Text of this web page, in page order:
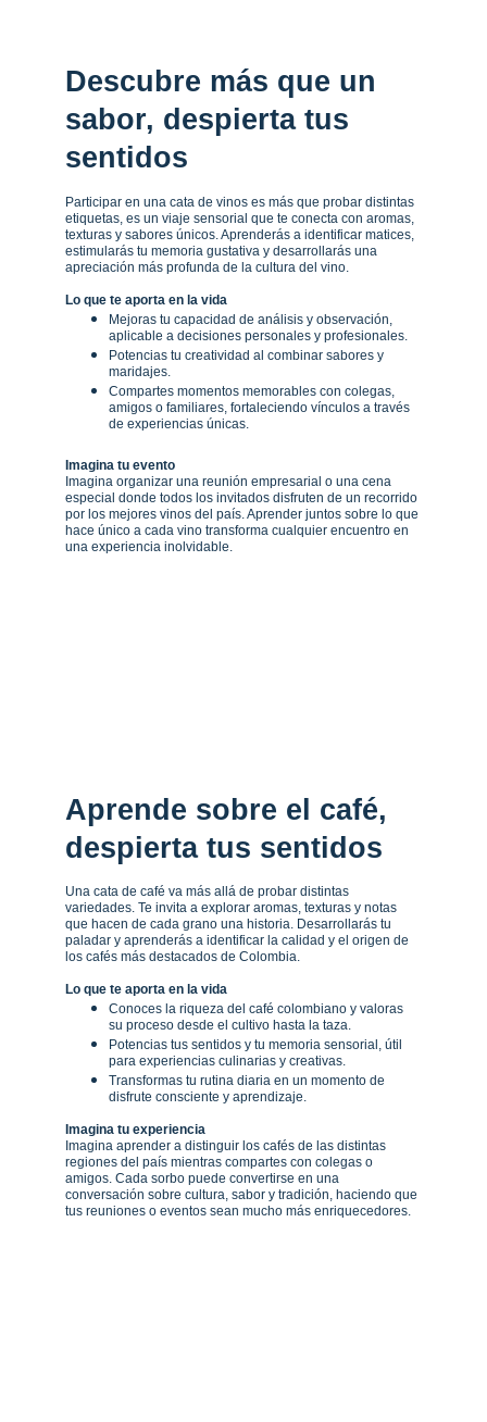
Participar en una cata de vinos es más que probar distintas
etiquetas, es un viaje sensorial que te conecta con aromas,
texturas y sabores únicos. Aprenderás a identificar matices,
estimularás tu memoria gustativa y desarrollarás una
apreciación más profunda de la cultura del vino.
Lo que te aporta en la vida
Mejoras tu capacidad de análisis y observación,
aplicable a decisiones personales y profesionales.
Potencias tu creatividad al combinar sabores y
maridajes.
Compartes momentos memorables con colegas,
amigos o familiares, fortaleciendo vínculos a través
de experiencias únicas.
Imagina tu evento
Imagina organizar una reunión empresarial o una cena
especial donde todos los invitados disfruten de un recorrido
por los mejores vinos del país. Aprender juntos sobre lo que
hace único a cada vino transforma cualquier encuentro en
una experiencia inolvidable.
Descubre más que un
sabor, despierta tus
sentidos
Aprende sobre el café,
despierta tus sentidos
Una cata de café va más allá de probar distintas
variedades. Te invita a explorar aromas, texturas y notas
que hacen de cada grano una historia. Desarrollarás tu
paladar y aprenderás a identificar la calidad y el origen de
los cafés más destacados de Colombia.
Lo que te aporta en la vida
Conoces la riqueza del café colombiano y valoras
su proceso desde el cultivo hasta la taza.
Potencias tus sentidos y tu memoria sensorial, útil
para experiencias culinarias y creativas.
Transformas tu rutina diaria en un momento de
disfrute consciente y aprendizaje.
Imagina tu experiencia
Imagina aprender a distinguir los cafés de las distintas
regiones del país mientras compartes con colegas o
amigos. Cada sorbo puede convertirse en una
conversación sobre cultura, sabor y tradición, haciendo que
tus reuniones o eventos sean mucho más enriquecedores.